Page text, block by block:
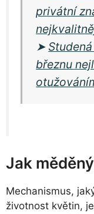
privátní
➤
březnu
Jak
Mechanismus,
životnost květin,